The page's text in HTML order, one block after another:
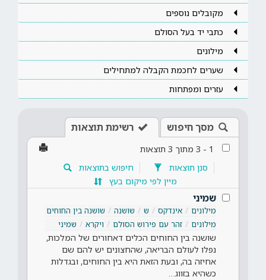
מקובלים נוספים
כתבי יד בעל הסולם
מילונים
שערים לחכמת הקבלה למתחילים
עזרים ומפתחות
מסך חיפוש רשימת תוצאות
1
-
3 מתוך 3 תוצאות
סנן תוצאות
חיפוש בתוצאות
מיין לפי מיקום בעץ
שמיני
מילונים אינדקס ש שושנה
שושנה בין החוחים
מילונים
זהר עם פירוש הסולם ויקרא שמיני
שושנה בין החוחים הכלים דאחורים של המלכות,
נפלו לעולם הבריאה, שהחצונים יש להם שם
אחיזה בה, ובעת הזאת היא בין החוחים, ובגדלות
כשהיא בזווג…